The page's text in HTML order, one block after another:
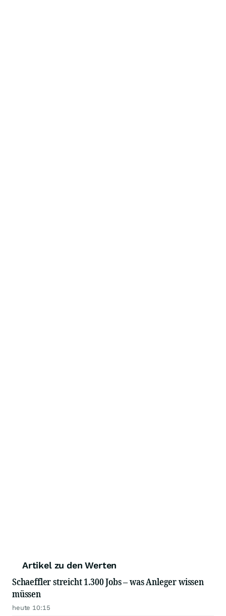
Artikel zu den Werten
Schaeffler streicht 1.300 Jobs – was Anleger wissen
müssen
heute 10:15